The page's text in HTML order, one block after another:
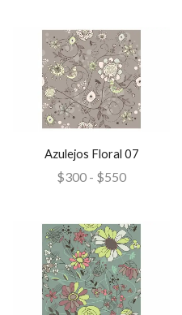
Azulejos Floral 07
$300 - $550